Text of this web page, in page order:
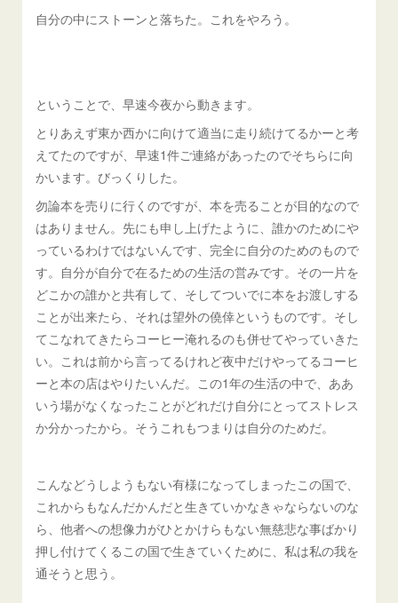
自分の中にストーンと落ちた。これをやろう。
ということで、早速今夜から動きます。
とりあえず東か西かに向けて適当に走り続けてるかーと考
えてたのですが、早速1件ご連絡があったのでそちらに向
かいます。びっくりした。
勿論本を売りに行くのですが、本を売ることが目的なので
はありません。先にも申し上げたように、誰かのためにや
っているわけではないんです、完全に自分のためのもので
す。自分が自分で在るための生活の営みです。その一片を
どこかの誰かと共有して、そしてついでに本をお渡しする
ことが出来たら、それは望外の僥倖というものです。そし
てこなれてきたらコーヒー淹れるのも併せてやっていきた
い。これは前から言ってるけれど夜中だけやってるコーヒ
ーと本の店はやりたいんだ。この1年の生活の中で、ああ
いう場がなくなったことがどれだけ自分にとってストレス
か分かったから。そうこれもつまりは自分のためだ。
こんなどうしようもない有様になってしまったこの国で、
これからもなんだかんだと生きていかなきゃならないのな
ら、他者への想像力がひとかけらもない無慈悲な事ばかり
押し付けてくるこの国で生きていくために、私は私の我を
通そうと思う。